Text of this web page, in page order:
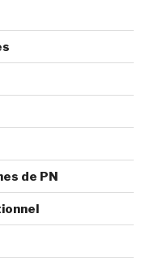
de PN